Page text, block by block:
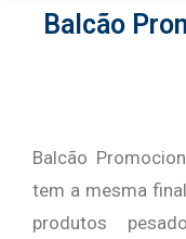
Balcão
Balcão
tem a mesma
produtos